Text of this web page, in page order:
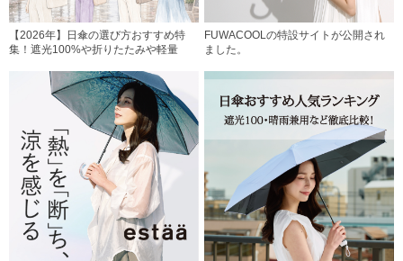
【2026年】日傘の選び方おすすめ特
集！遮光100%や折りたたみや軽量
FUWACOOLの特設サイトが公開され
ました。